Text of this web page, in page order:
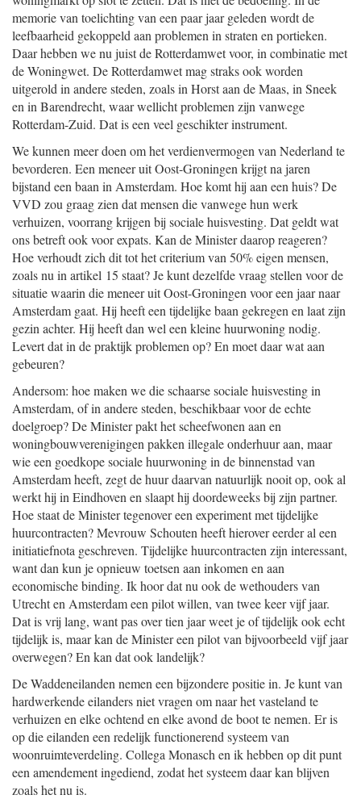
memorie van toelichting van een paar jaar geleden wordt de
leefbaarheid gekoppeld aan problemen in straten en portieken.
Daar hebben we nu juist de Rotterdamwet voor, in combinatie met
de Woningwet. De Rotterdamwet mag straks ook worden
uitgerold in andere steden, zoals in Horst aan de Maas, in Sneek
en in Barendrecht, waar wellicht problemen zijn vanwege
Rotterdam-Zuid. Dat is een veel geschikter instrument.
We kunnen meer doen om het verdienvermogen van Nederland te
bevorderen. Een meneer uit Oost-Groningen krijgt na jaren
bijstand een baan in Amsterdam. Hoe komt hij aan een huis? De
VVD zou graag zien dat mensen die vanwege hun werk
verhuizen, voorrang krijgen bij sociale huisvesting. Dat geldt wat
ons betreft ook voor expats. Kan de Minister daarop reageren?
Hoe verhoudt zich dit tot het criterium van 50% eigen mensen,
zoals nu in artikel 15 staat? Je kunt dezelfde vraag stellen voor de
situatie waarin die meneer uit Oost-Groningen voor een jaar naar
Amsterdam gaat. Hij heeft een tijdelijke baan gekregen en laat zijn
gezin achter. Hij heeft dan wel een kleine huurwoning nodig.
Levert dat in de praktijk problemen op? En moet daar wat aan
gebeuren?
Andersom: hoe maken we die schaarse sociale huisvesting in
Amsterdam, of in andere steden, beschikbaar voor de echte
doelgroep? De Minister pakt het scheefwonen aan en
woningbouwverenigingen pakken illegale onderhuur aan, maar
wie een goedkope sociale huurwoning in de binnenstad van
Amsterdam heeft, zegt de huur daarvan natuurlijk nooit op, ook al
werkt hij in Eindhoven en slaapt hij doordeweeks bij zijn partner.
Hoe staat de Minister tegenover een experiment met tijdelijke
huurcontracten? Mevrouw Schouten heeft hierover eerder al een
initiatiefnota geschreven. Tijdelijke huurcontracten zijn interessant,
want dan kun je opnieuw toetsen aan inkomen en aan
economische binding. Ik hoor dat nu ook de wethouders van
Utrecht en Amsterdam een pilot willen, van twee keer vijf jaar.
Dat is vrij lang, want pas over tien jaar weet je of tijdelijk ook echt
tijdelijk is, maar kan de Minister een pilot van bijvoorbeeld vijf jaar
overwegen? En kan dat ook landelijk?
De Waddeneilanden nemen een bijzondere positie in. Je kunt van
hardwerkende eilanders niet vragen om naar het vasteland te
verhuizen en elke ochtend en elke avond de boot te nemen. Er is
op die eilanden een redelijk functionerend systeem van
woonruimteverdeling. Collega Monasch en ik hebben op dit punt
een amendement ingediend, zodat het systeem daar kan blijven
zoals het nu is.